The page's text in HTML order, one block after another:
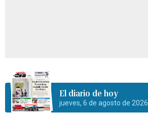
El diario de hoy
jueves, 6 de agosto de 2026